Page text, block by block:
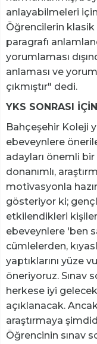
anlayabilmeleri
Öğrencilerin klasik
paragrafı
yorumlaması
anlaması ve
çıkmıştır" dedi.
YKS SONRASI
Bahçeşehir Koleji
ebeveynlere
adayları önemli
donanımlı,
motivasyonla
gösteriyor ki;
etkilendikleri
ebeveynlere 'ben
cümlelerden,
yaptıklarını yüze
öneriyoruz. Sınav
herkese iyi
açıklanacak.
araştırmaya
Öğrencinin sınav